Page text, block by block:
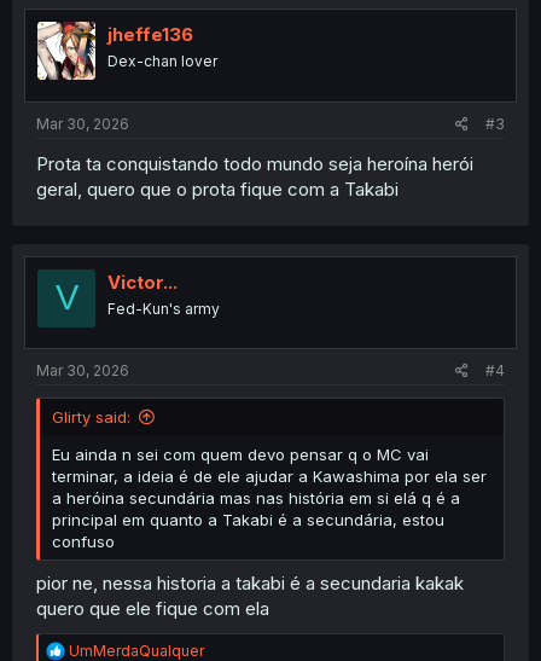
jheffe136
Dex-chan lover
Mar 30, 2026 #3
Prota ta conquistando todo mundo seja heroína herói
geral, quero que o prota fique com a Takabi
V Victor...
Fed-Kun's army
Mar 30, 2026 #4
Glirty said:
Eu ainda n sei com quem devo pensar q o MC vai
terminar, a ideia é de ele ajudar a Kawashima por ela ser
a heróina secundária mas nas história em si elá q é a
principal em quanto a Takabi é a secundária, estou
confuso
pior ne, nessa historia a takabi é a secundaria kakak
quero que ele fique com ela
R
UmMerdaQualquer